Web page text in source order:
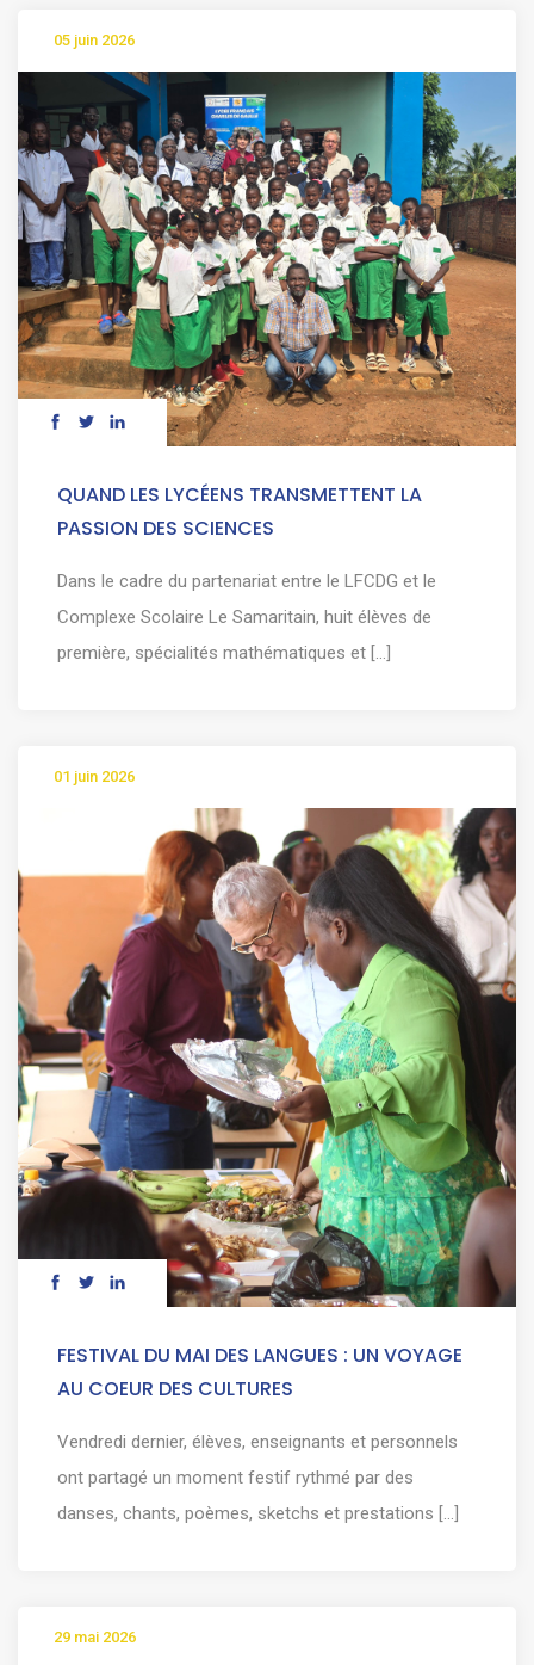
05 juin 2026
QUAND LES LYCÉENS TRANSMETTENT LA
PASSION DES SCIENCES
Dans le cadre du partenariat entre le LFCDG et le
Complexe Scolaire Le Samaritain, huit élèves de
première, spécialités mathématiques et [...]
01 juin 2026
FESTIVAL DU MAI DES LANGUES : UN VOYAGE
AU COEUR DES CULTURES
Vendredi dernier, élèves, enseignants et personnels
ont partagé un moment festif rythmé par des
danses, chants, poèmes, sketchs et prestations [...]
29 mai 2026